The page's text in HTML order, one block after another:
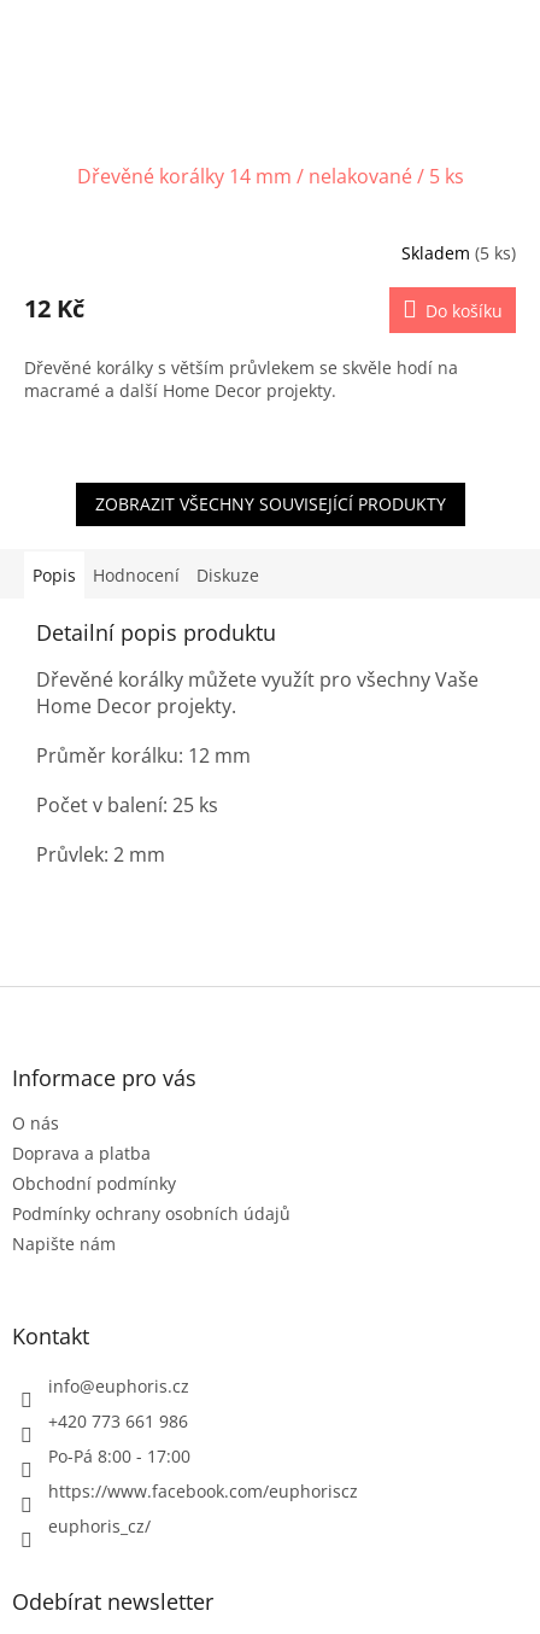
Dřevěné korálky 14 mm / nelakované / 5 ks
Skladem (5 ks)
12 Kč Do košíku
Dřevěné korálky s větším průvlekem se skvěle hodí na
macramé a další Home Decor projekty.
ZOBRAZIT VŠECHNY SOUVISEJÍCÍ PRODUKTY
Popis Hodnocení Diskuze
Detailní popis produktu
Dřevěné korálky můžete využít pro všechny Vaše
Home Decor projekty.
Průměr korálku: 12 mm
Počet v balení: 25 ks
Průvlek: 2 mm
Z
Informace pro vás
O nás
Doprava a platba
Obchodní podmínky
Podmínky ochrany osobních údajů
Napište nám
Kontakt
info@euphoris.cz
+420 773 661 986
Po-Pá 8:00 - 17:00
https://www.facebook.com/euphoriscz
euphoris_cz/
Odebírat newsletter